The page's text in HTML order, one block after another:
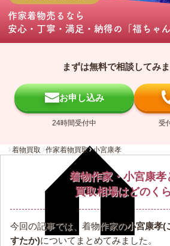
作家着物売る なら
安心・丁寧・満足・納得の
「福ちゃん
まずは無料で相談してみ
お申し込み
24時間受付中 受
着物買取 作家着物買取 小宮康孝
着物作家・小宮康孝
買取相場はどのく
今回の記事では、着物作家の小宮康孝(
すたか)についてまとめてみました。